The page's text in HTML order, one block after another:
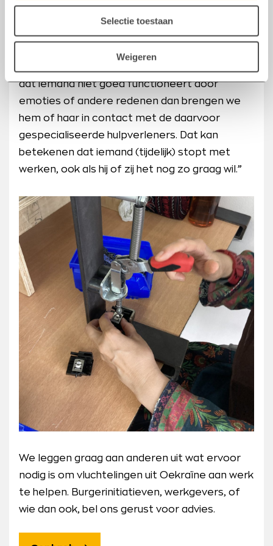
Selectie toestaan
Weigeren
met hun huidige situatie omgaan. Dat ze niet bij
de pakken neer gaan zitten en de handen uit
dat iemand niet goed functioneert door
emoties of andere redenen dan brengen we
hem of haar in contact met de daarvoor
gespecialiseerde hulpverleners. Dat kan
betekenen dat iemand (tijdelijk) stopt met
werken, ook als hij of zij het nog zo graag wil.”
We leggen graag aan anderen uit wat ervoor
nodig is om vluchtelingen uit Oekraïne aan werk
te helpen. Burgerinitiatieven, werkgevers, of
wie dan ook, bel ons gerust voor advies.